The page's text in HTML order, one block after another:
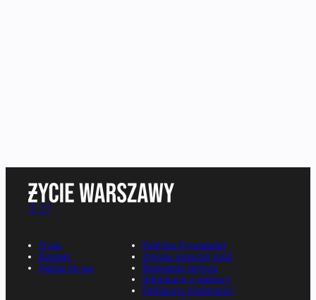
O nas
Kontakt
Napisz do nas
Polityka Prywatności
Zmiana ustawień zgód
Regulamin serwisu
Informacje o nadawcy
Deklaracja dostępności